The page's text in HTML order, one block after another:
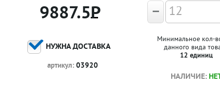
9887.5Р
НУЖНА ДОСТАВКА
артикул: 03920
Минимальное кол-
данного вида
12 единиц
НАЛИЧИЕ: